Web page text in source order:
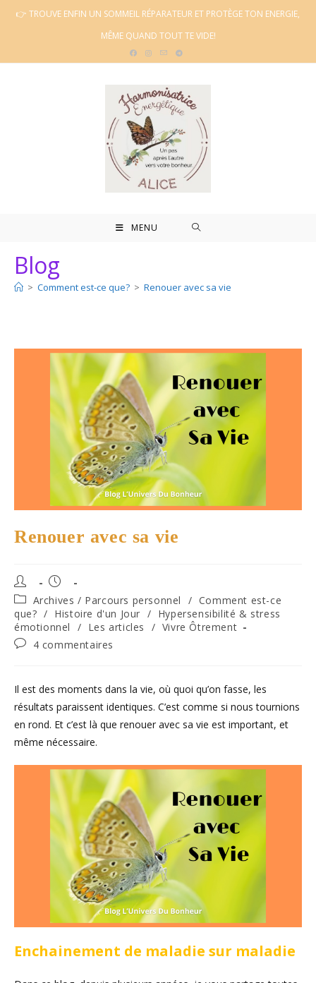
👉 TROUVE ENFIN UN SOMMEIL RÉPARATEUR ET PROTÈGE TON ENERGIE,
MÊME QUAND TOUT TE VIDE!
MENU
Blog
> Comment est-ce que? > Renouer avec sa vie
Renouer avec sa vie
Auteur/autrice
de
publication :
Publication
publiée :
Post
category:
Archives / Parcours personnel / Comment est-ce
que? / Histoire d'un Jour / Hypersensibilité & stress
émotionnel
/ Les articles / Vivre Ôtrement
Commentaires
publication :
4 commentaires
Il est des moments dans la vie, où quoi qu’on fasse, les
résultats paraissent identiques. C’est comme si nous tournions
en rond. Et c’est là que renouer avec sa vie est important, et
même nécessaire.
Enchainement de maladie sur maladie